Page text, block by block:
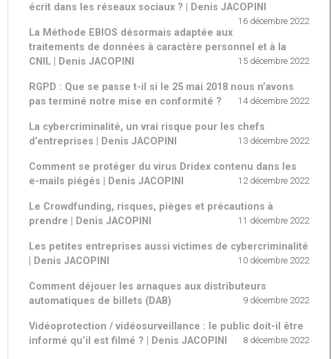
écrit dans les réseaux sociaux ? | Denis JACOPINI
16 décembre 2022
La Méthode EBIOS désormais adaptée aux
traitements de données à caractère personnel et à la
CNIL | Denis JACOPINI
15 décembre 2022
RGPD : Que se passe t-il si le 25 mai 2018 nous n’avons
pas terminé notre mise en conformité ?
14 décembre 2022
La cybercriminalité, un vrai risque pour les chefs
d’entreprises | Denis JACOPINI
13 décembre 2022
Comment se protéger du virus Dridex contenu dans les
e-mails piégés | Denis JACOPINI
12 décembre 2022
Le Crowdfunding, risques, pièges et précautions à
prendre | Denis JACOPINI
11 décembre 2022
Les petites entreprises aussi victimes de cybercriminalité
| Denis JACOPINI
10 décembre 2022
Comment déjouer les arnaques aux distributeurs
automatiques de billets (DAB)
9 décembre 2022
Vidéoprotection / vidéosurveillance : le public doit-il être
informé qu’il est filmé ? | Denis JACOPINI
8 décembre 2022